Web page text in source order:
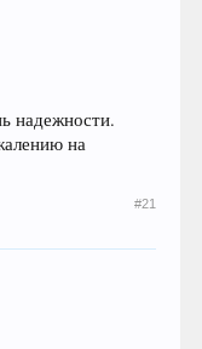
надежности.
на
#21